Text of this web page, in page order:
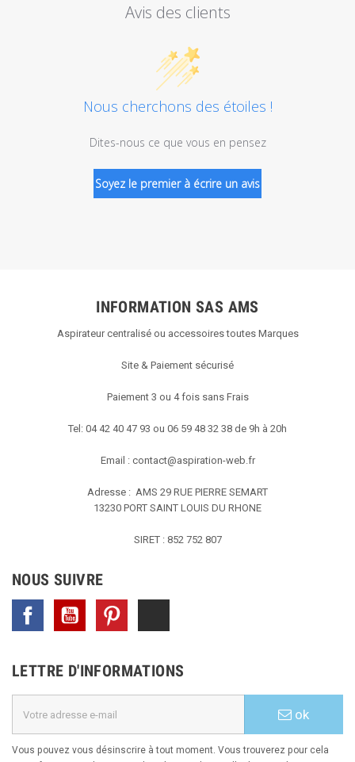
Avis des clients
Nous cherchons des étoiles !
Dites-nous ce que vous en pensez
Soyez le premier à écrire un avis
INFORMATION SAS AMS
Aspirateur centralisé ou accessoires toutes Marques
Site & Paiement sécurisé
Paiement 3 ou 4 fois sans Frais
Tel: 04 42 40 47 93 ou 06 59 48 32 38 de 9h à 20h
Email : contact@aspiration-web.fr
Adresse : AMS 29 RUE PIERRE SEMART
13230 PORT SAINT LOUIS DU RHONE
SIRET : 852 752 807
NOUS SUIVRE
Facebook YouTube
LETTRE D'INFORMATIONS
ok
Vous pouvez vous désinscrire à tout moment. Vous trouverez pour cela